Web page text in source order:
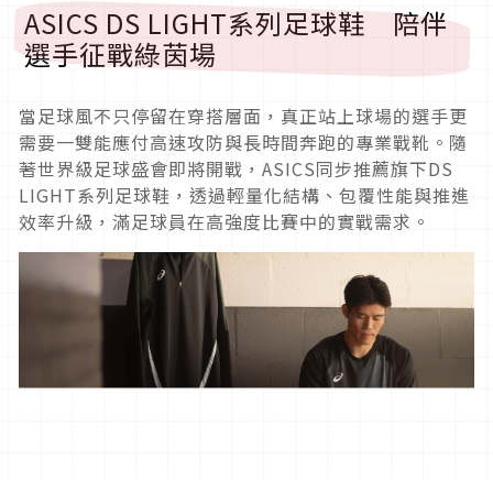
ASICS DS LIGHT系列足球鞋 陪伴
選手征戰綠茵場
當足球風不只停留在穿搭層面，真正站上球場的選手更
需要一雙能應付高速攻防與長時間奔跑的專業戰靴。隨
著世界級足球盛會即將開戰，ASICS同步推薦旗下DS
LIGHT系列足球鞋，透過輕量化結構、包覆性能與推進
效率升級，滿足球員在高強度比賽中的實戰需求。